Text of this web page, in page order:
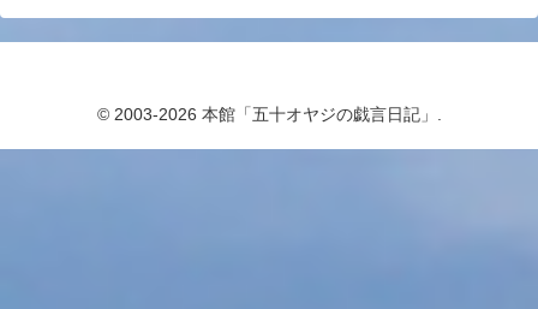
© 2003-2026 本館「五十オヤジの戯言日記」.